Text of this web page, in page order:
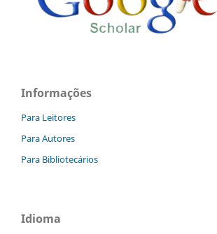
Informações
Para Leitores
Para Autores
Para Bibliotecários
Idioma